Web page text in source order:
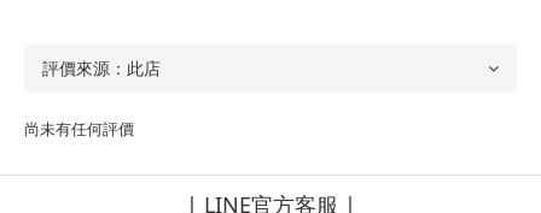
尚未有任何評價
| LINE官方客服 |